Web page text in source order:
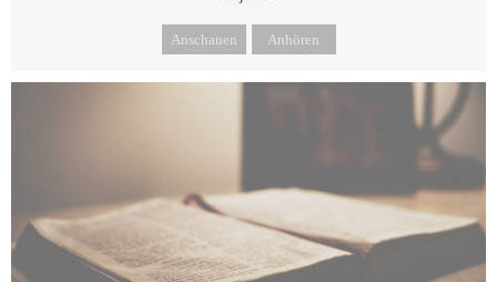
Anschauen Anhören